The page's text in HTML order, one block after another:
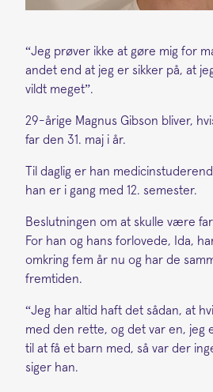
“Jeg prøver ikke at gøre mig for
andet end at jeg er sikker på, at
vildt meget”.
29-årige Magnus Gibson bliver,
far den 31. maj i år.
Til daglig er han
han er i gang med 12. semester.
Beslutningen om at skulle være
For han og hans forlovede, Ida,
omkring fem år nu og har de
fremtiden.
“Jeg har altid haft det sådan, at
med den rette, og det var en, jeg
til at få et barn med, så var der
siger han.